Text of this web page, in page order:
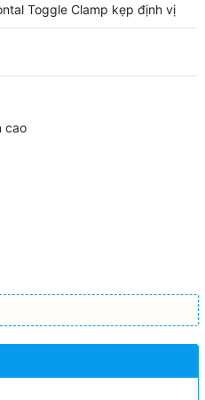
Toggle Clamp kẹp định vị
cao